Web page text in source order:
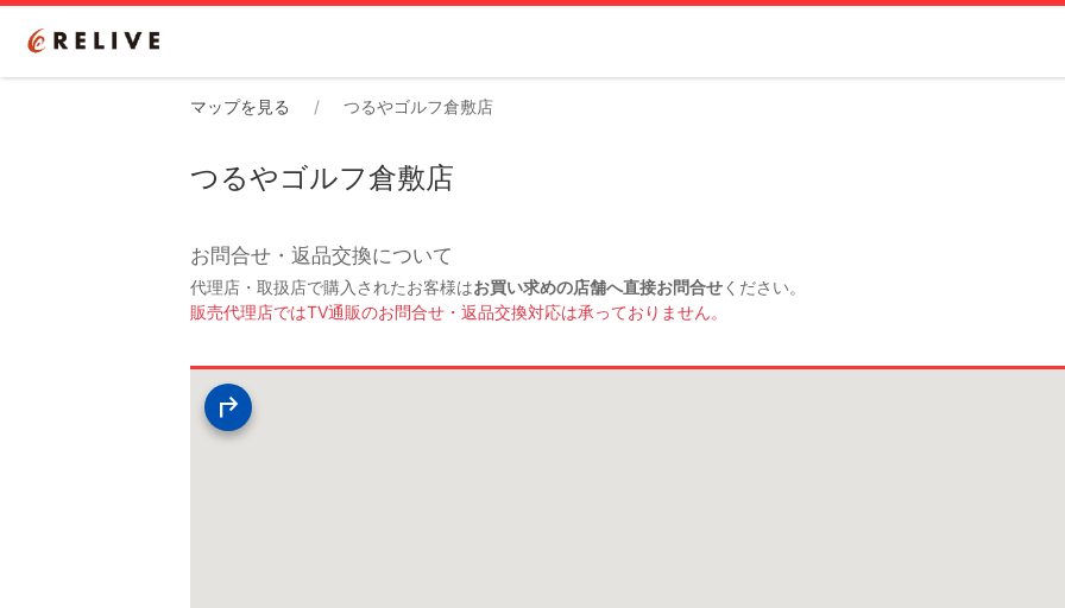
マップを見る つるやゴルフ倉敷店
つるやゴルフ倉敷店
お問合せ・返品交換について
代理店・取扱店で購入されたお客様はお買い求めの店舗へ直接お問合せください。
販売代理店ではTV通販のお問合せ・返品交換対応は承っておりません。